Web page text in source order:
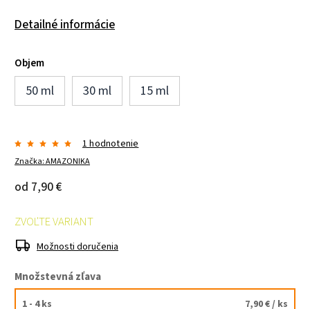
Detailné informácie
Objem
50 ml 30 ml 15 ml
Značka:AMAZONIKA
1 hodnotenie
od 7,90 €
ZVOĽTE VARIANT
Možnosti doručenia
Množstevná zľava
1 - 4 ks 7,90 €/ ks